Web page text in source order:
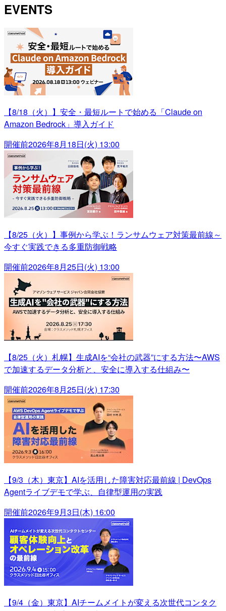
EVENTS
【8/18（火）】安全・最短ルートで始める「Claude on
Amazon Bedrock」導入ガイド
開催前2026年8月18日(火) 13:00
【8/25（火）】事例から学ぶ！ランサムウェア対策最前線～
今すぐ実践できる多重防御戦略
開催前2026年8月25日(火) 13:00
【8/25（火）札幌】生成AIを“会社の武器”にする方法〜AWS
で加速するデータ分析と、安全に導入する仕組み〜
開催前2026年8月25日(火) 17:30
【9/3（木）東京】AIを活用した障害対応最前線 | DevOps
Agentライブデモで学ぶ、自律型運用の実践
開催前2026年9月3日(木) 16:00
【9/4（金）東京】AIチームメイトが変える次世代コンタク